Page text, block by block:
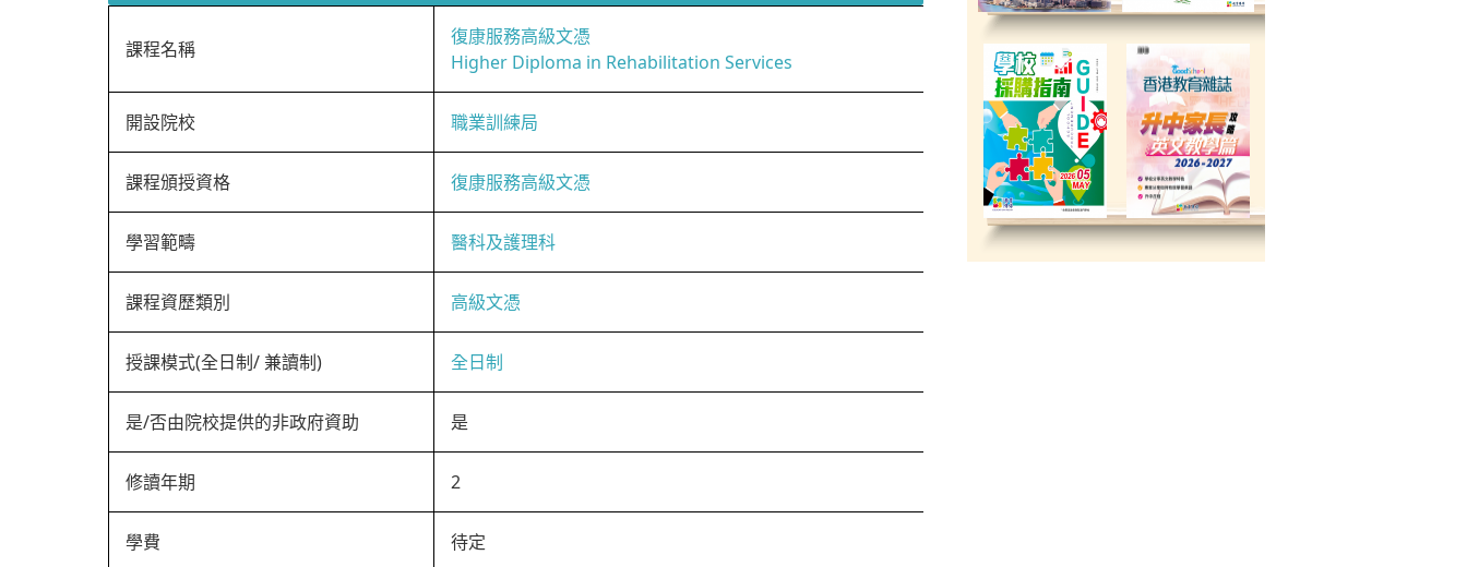
課程名稱
復康服務高級文憑
Higher Diploma in Rehabilitation Services
開設院校 職業訓練局
課程頒授資格 復康服務高級文憑
學習範疇 醫科及護理科
課程資歷類別 高級文憑
授課模式(全日制/ 兼讀制) 全日制
是/否由院校提供的非政府資助 是
修讀年期 2
學費 待定